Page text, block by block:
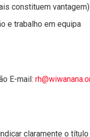
constituem vantagem)
e trabalho em equipa
E-mail:
claramente o